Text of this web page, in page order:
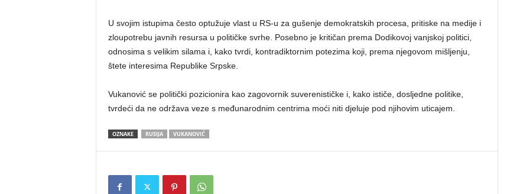
U svojim istupima često optužuje vlast u RS-u za gušenje demokratskih procesa, pritiske na medije i
zloupotrebu javnih resursa u političke svrhe. Posebno je kritičan prema Dodikovoj vanjskoj politici,
odnosima s velikim silama i, kako tvrdi, kontradiktornim potezima koji, prema njegovom mišljenju,
štete interesima Republike Srpske.
Vukanović se politički pozicionira kao zagovornik suverenističke i, kako ističe, dosljedne politike,
tvrdeći da ne održava veze s međunarodnim centrima moći niti djeluje pod njihovim uticajem.
OZNAKE RUSIJA VUKANOVIĆ